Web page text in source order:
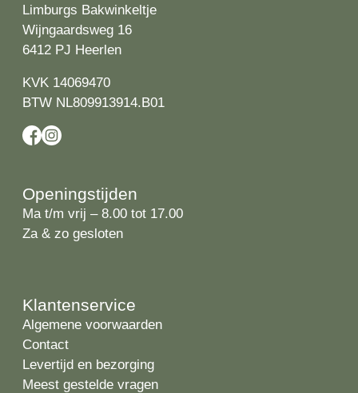
Limburgs Bakwinkeltje
Wijngaardsweg 16
6412 PJ Heerlen
KVK 14069470
BTW NL809913914.B01
Openingstijden
Ma t/m vrij – 8.00 tot 17.00
Za & zo gesloten
Klantenservice
Algemene voorwaarden
Contact
Levertijd en bezorging
Meest gestelde vragen